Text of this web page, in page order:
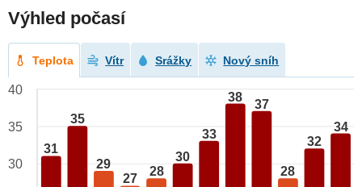
Výhled počasí
Teplota Vítr Srážky Nový sníh
31
35
29
27
28
30
33
38
37
28
32
34
40
35
30